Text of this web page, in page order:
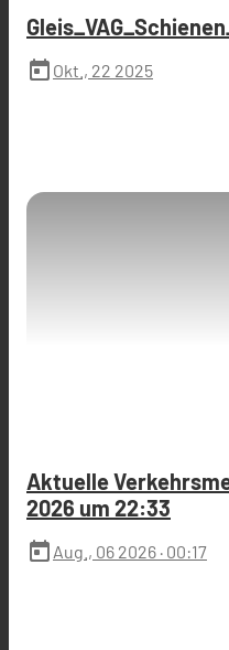
today Okt., 22 2025
Aktuelle
2026 um 22:33
today Aug., 06 2026 · 00:17